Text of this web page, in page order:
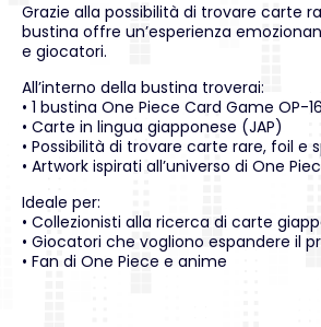
Grazie alla possibilità di trovare carte
bustina offre un’esperienza
e giocatori.
All’interno della bustina troverai:
• 1 bustina One Piece Card Game OP-16
• Carte in lingua giapponese (JAP)
• Possibilità di trovare carte rare, foil e
• Artwork ispirati all’universo di One
Ideale per:
• Collezionisti alla ricerca di carte
• Giocatori che vogliono espandere il
• Fan di One Piece e anime